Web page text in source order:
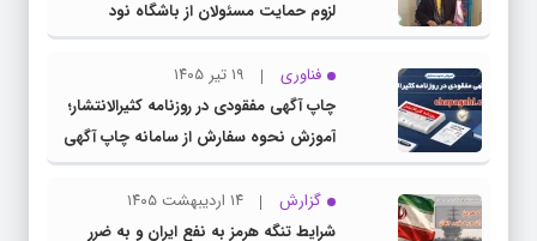
لزوم حمایت مسئولان از باشگاه نود
فناوری
۱۹ تیر ۱۴۰۵
چاپ آگهی مفقودی در روزنامه کثیرالانتشار؛
آموزش نحوه سفارش از سامانه چاپ آگهی
دات کام
گزارش
۱۴ اردیبهشت ۱۴۰۵
شرایط تنگه هرمز به نفع ایران و به ضرر